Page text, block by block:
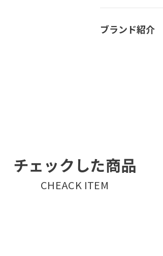
ブランド紹介
チェックした商品